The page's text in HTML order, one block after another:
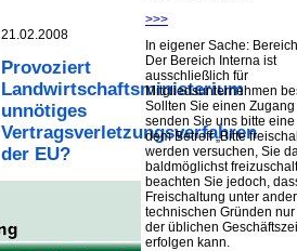
21.02.2008
Provoziert
Landwirtschaftsministerium
unnötiges
Vertragsverletzungsverfahren
der EU?
>>>
In eigener Sache:
Der Bereich Interna ist
ausschließlich für
Mitgliedsunternehmen
Sollten Sie einen
senden Sie uns bitte
dem Betreff „Bitte
werden versuchen, Sie
baldmöglichst
beachten Sie jedoch,
Freischaltung unter
technischen Gründen
der üblichen
erfolgen kann.